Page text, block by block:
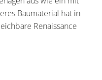
Baumaterial hat in
Renaissance